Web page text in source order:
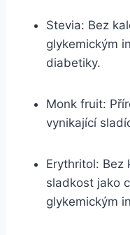
Stevia: Bez
glykemickým
diabetiky.
Monk⁣ fruit:
vynikající
Erythritol: Bez
⁤sladkost ⁢jako
glykemickým